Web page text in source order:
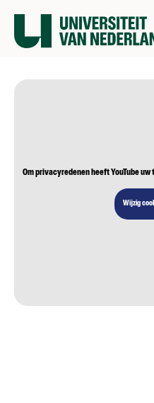
Om privacyredenen heeft YouTube
Wijzig